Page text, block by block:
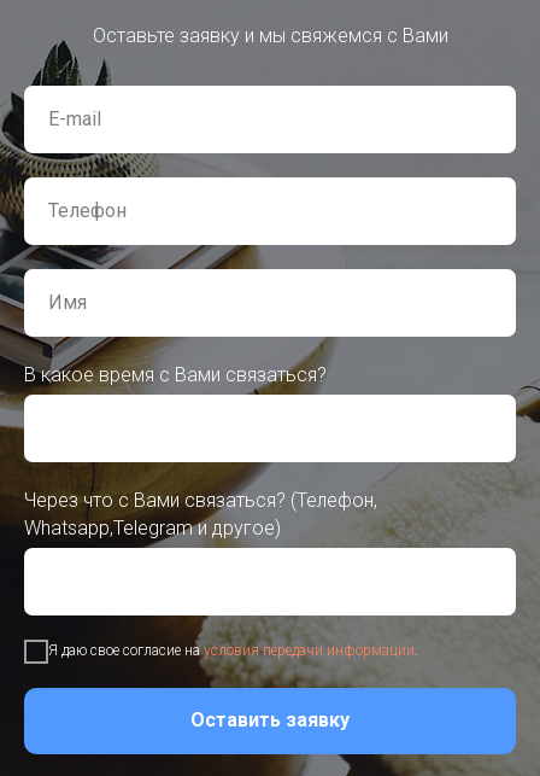
Оставьте заявку и мы свяжемся с Вами
В какое время с Вами связаться?
Через что с Вами связаться? (Телефон,
Whatsapp,Telegram и другое)
Я даю свое согласие наусловия передачи информации.
Оставить заявку